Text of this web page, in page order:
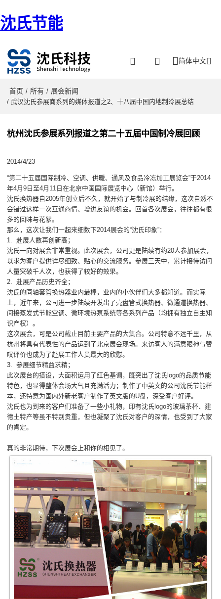
沈氏节能
简体中文
首页 / 所有 / 展会新闻
/ 武汉沈氏参展商系列的媒体报道之2、十八届中国内地制泠展总结
杭州沈氏参展系列报道之第二十五届中国制冷展回顾
2014/4/23
“第二十五届国际制冷、空调、供暖、通风及食品冷冻加工展览会”于2014
年4月9日至4月11日在北京中国国际展览中心（新馆）举行。
沈氏换热器自2005年创立后不久，就开始了与制冷展的结缘，这次自然不
会错过这样一次互通商情、增进友谊的机会。回首各次展会，往往都有很
多的回味与花絮。
那么，这次让我们一起来细数下2014展会的“沈氏印象”：
1. 赴展人数再创新高；
沈氏一向对展会非常重视。此次展会，公司更是陆续有约20人参加展会，
以求为客户提供详尽细致、贴心的交流服务。参展三天中，累计接待访问
人量突破千人次，也获得了较好的效果。
2. 赴展产品历史齐全；
沈氏的同轴套管换热器业内最棒，业内的小伙伴们大多都知道。而实际
上，近年来，公司进一步陆续开发出了壳盘管式换热器、微通道换热器、
间接蒸发式节能空调、微环境热泵系统等各系列产品（均拥有独立自主知
识产权）。
这次展会，可是公司截止目前主要产品的大集合。公司特意不远千里，从
杭州将具有代表性的产品运到了北京展会现场。来访客人的满意眼神与赞
叹评价也成为了赴展工作人员最大的欣慰。
3. 参展细节精益求精；
此次展台的搭设，大面积运用了红色基调，既突出了沈氏logo的品质节能
特色，也显得整体会场大气且充满活力；制作了中英文的公司沈氏节能样
本，还特意为国内外新老客户制作了英文版的U盘，深受客户好评。
沈氏也为到来的客户们准备了一些小礼物，印有沈氏logo的玻璃茶杯、建
德土特产等虽不特别贵重，但也凝聚了沈氏对客户的深情，也受到了大家
的肯定。
真的非常期待，下次展会上和你的相见了。